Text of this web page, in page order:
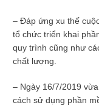
– Đáp ứng xu thế
tổ chức triển khai
quy trình cũng như
chất lượng.
– Ngày 16/7/2019
cách sử dụng phần